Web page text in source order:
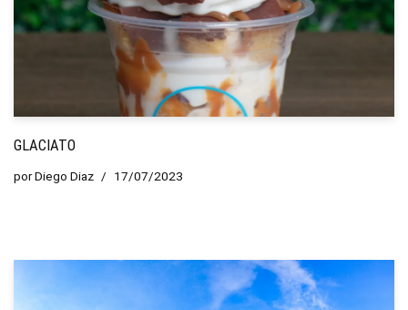
GLACIATO
porDiego Diaz 17/07/2023